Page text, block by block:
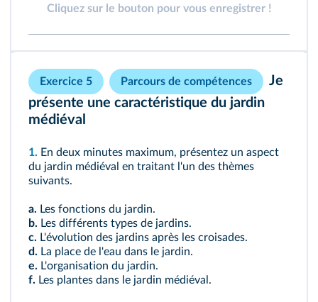
Cliquez sur le bouton pour vous enregistrer !
Exercice 5 Parcours de compétences
Je
présente une caractéristique du jardin
médiéval
1. En deux minutes maximum, présentez un aspect
du jardin médiéval en traitant l'un des thèmes
suivants.
a. Les fonctions du jardin.
b. Les différents types de jardins.
c. L'évolution des jardins après les croisades.
d. La place de l'eau dans le jardin.
e. L'organisation du jardin.
f. Les plantes dans le jardin médiéval.